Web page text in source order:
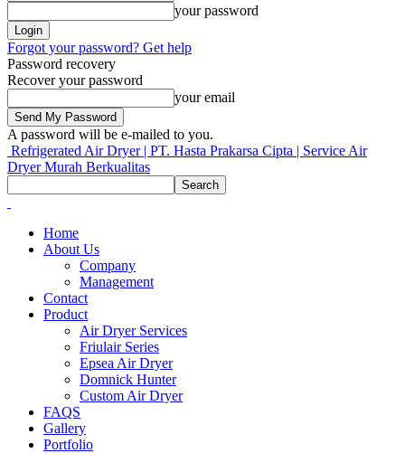
your password
Forgot your password? Get help
Password recovery
Recover your password
your email
A password will be e-mailed to you.
Refrigerated Air Dryer | PT. Hasta Prakarsa Cipta | Service Air
Dryer Murah Berkualitas
Home
About Us
Company
Management
Contact
Product
Air Dryer Services
Friulair Series
Epsea Air Dryer
Domnick Hunter
Custom Air Dryer
FAQS
Gallery
Portfolio